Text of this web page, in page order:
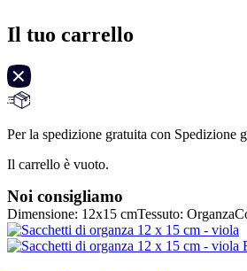
Il tuo carrello
Per la spedizione gratuita con Spedizione
Il carrello è vuoto.
Noi consigliamo
Dimensione: 12x15 cmTessuto: Organza